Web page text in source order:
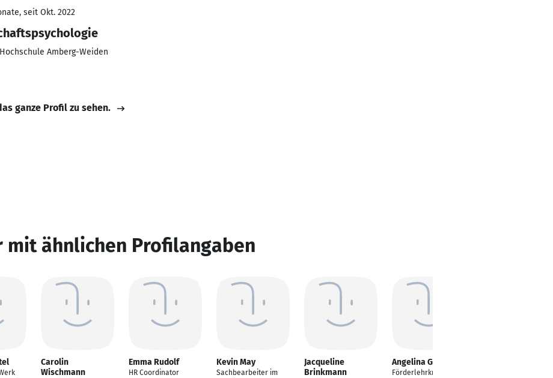
seit Okt. 2022
Amberg-Weiden
ganze Profil zu sehen.
mit ähnlichen Profilangaben
Carolin
Wischmann
Emma Rudolf
HR Coordinator
Kevin May
Sachbearbeiter im
Jacqueline
Brinkmann
Angelina Gelman
Förderlehrkraft